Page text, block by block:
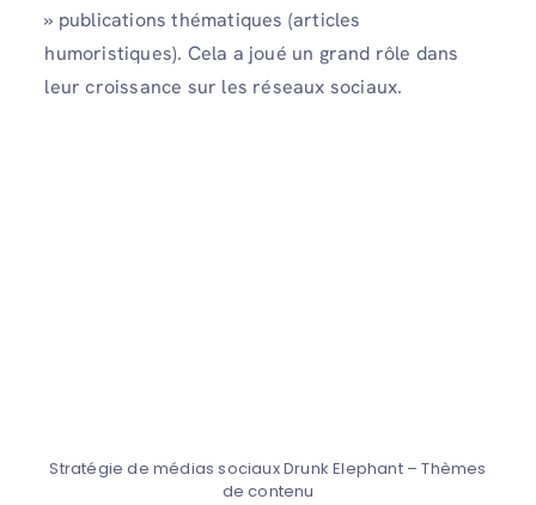
» publications thématiques (articles
humoristiques). Cela a joué un grand rôle dans
leur croissance sur les réseaux sociaux.
Stratégie de médias sociaux Drunk Elephant – Thèmes
de contenu